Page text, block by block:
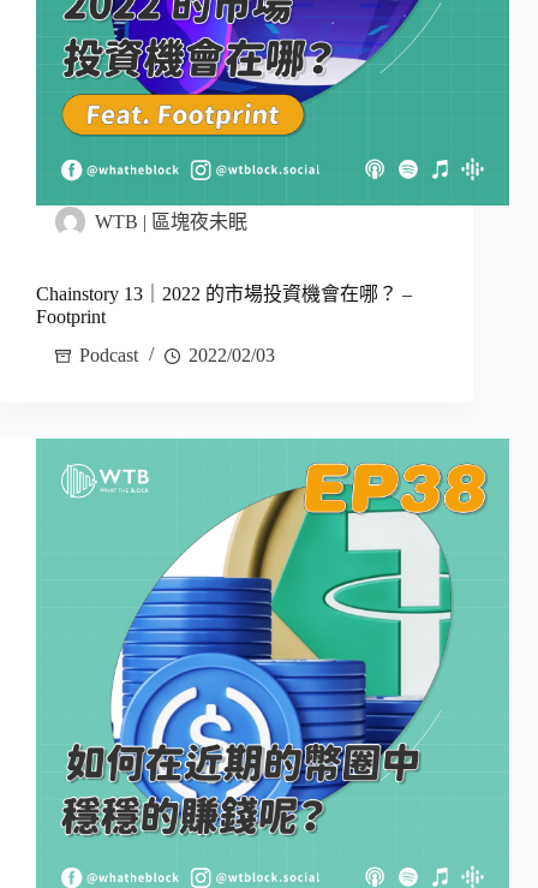
WTB | 區塊夜未眠
Chainstory 13｜2022 的市場投資機會在哪？ –
Footprint
Podcast
2022/02/03